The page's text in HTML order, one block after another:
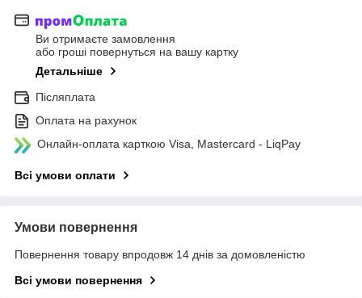
Ви отримаєте замовлення
або гроші повернуться на вашу картку
Детальніше
Післяплата
Оплата на рахунок
Онлайн-оплата карткою Visa, Mastercard - LiqPay
Всі умови оплати
Умови повернення
Повернення товару впродовж 14 днів за домовленістю
Всі умови повернення